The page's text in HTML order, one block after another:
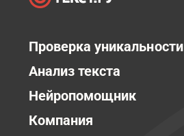
Проверка уникальности
Анализ текста
Нейропомощник
Компания